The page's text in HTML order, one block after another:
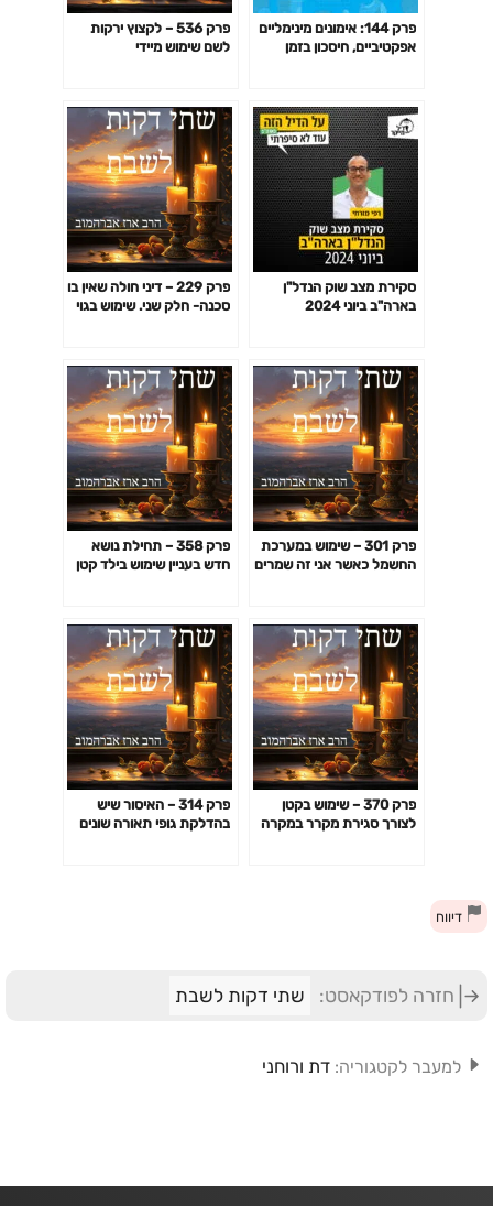
פרק 144: אימונים מינימליים
אפקטיביים, חיסכון בזמן
פרק 536 – לקצוץ ירקות
לשם שימוש מיידי
סקירת מצב שוק הנדל"ן
בארה"ב ביוני 2024
פרק 229 – דיני חולה שאין בו
סכנה- חלק שני. שימוש בגוי
פרק 301 – שימוש במערכת
החשמל כאשר אני זה שמרים
סכנה
פרק 358 – תחילת נושא
חדש בעניין שימוש בילד קטן
פרק 370 – שימוש בקטן
לצורך סגירת מקרר במקרה
פרק 314 – האיסור שיש
בהדלקת גופי תאורה שונים
דיווח
חזרה לפודקאסט: שתי דקות לשבת
למעבר לקטגוריה: דת ורוחני